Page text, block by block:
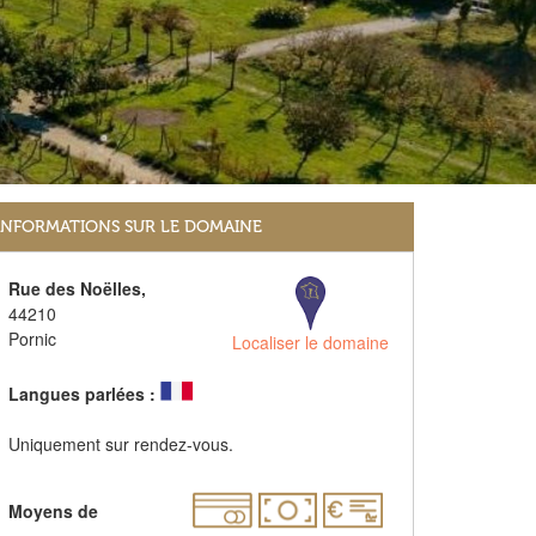
SUR LE DOMAINE
Rue des Noëlles,
44210
Pornic
Localiser le domaine
Langues parlées :
Uniquement sur rendez-vous.
Moyens de